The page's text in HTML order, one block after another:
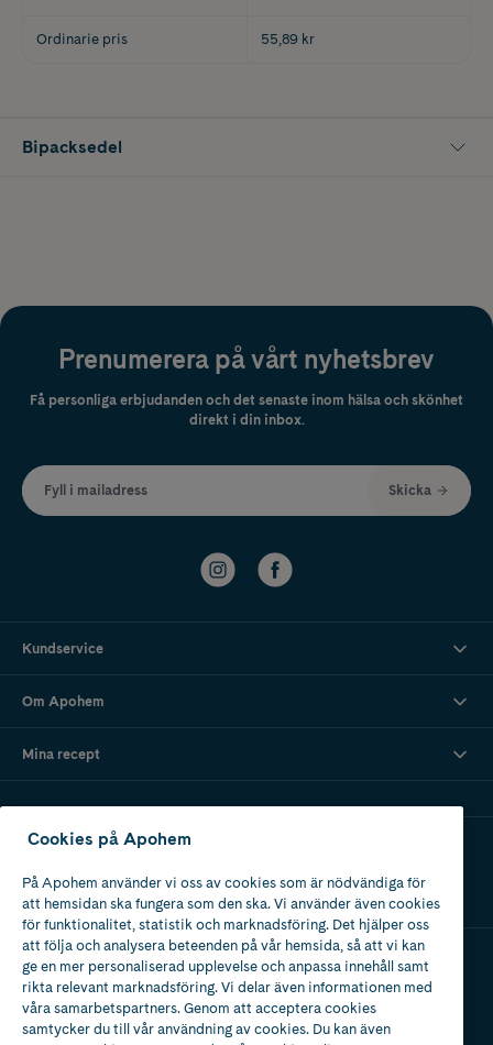
Ordinarie pris 55,89 kr
Bipacksedel
Prenumerera på vårt nyhetsbrev
Få personliga erbjudanden och det senaste inom hälsa och skönhet
direkt i din inbox.
Fyll i mailadress Skicka
Kundservice
Om Apohem
Mina recept
Ladda ner vår app
Apotek med tillstånd
Cookies på Apohem
På Apohem använder vi oss av cookies som är nödvändiga för
att hemsidan ska fungera som den ska. Vi använder även cookies
för funktionalitet, statistik och marknadsföring. Det hjälper oss
att följa och analysera beteenden på vår hemsida, så att vi kan
ge en mer personaliserad upplevelse och anpassa innehåll samt
rikta relevant marknadsföring. Vi delar även informationen med
våra samarbetspartners. Genom att acceptera cookies
samtycker du till vår användning av cookies. Du kan även